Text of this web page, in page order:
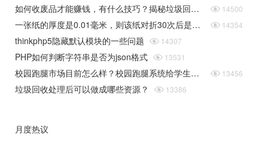
如何收废品才能赚钱，有什么技巧？揭秘垃圾回收行业的一些规则  14500
一张纸的厚度是0.01毫米，则该纸对折30次后是多厚（据说超过珠穆朗玛峰的高度）php实现  14354
thinkphp5隐藏默认模块的一些问题  14307
PHP如何判断字符串是否为json格式  13531
校园跑腿市场目前怎么样？校园跑腿系统给学生带来了哪些便捷？  13456
垃圾回收处理后可以做成哪些资源？  13386
月度热议